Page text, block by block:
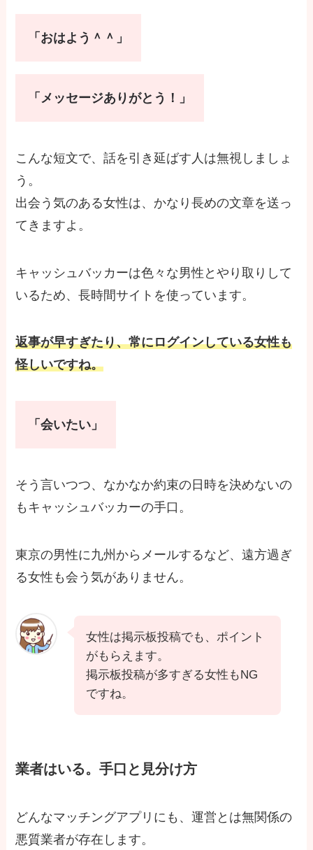
「おはよう＾＾」
「メッセージありがとう！」
こんな短文で、話を引き延ばす人は無視しましょ
う。
出会う気のある女性は、かなり長めの文章を送っ
てきますよ。
キャッシュバッカーは色々な男性とやり取りして
いるため、長時間サイトを使っています。
返事が早すぎたり、常にログインしている女性も
怪しいですね。
「会いたい」
そう言いつつ、なかなか約束の日時を決めないの
もキャッシュバッカーの手口。
東京の男性に九州からメールするなど、遠方過ぎ
る女性も会う気がありません。
女性は掲示板投稿でも、ポイント
がもらえます。
掲示板投稿が多すぎる女性もNG
ですね。
業者はいる。手口と見分け方
どんなマッチングアプリにも、運営とは無関係の
悪質業者が存在します。